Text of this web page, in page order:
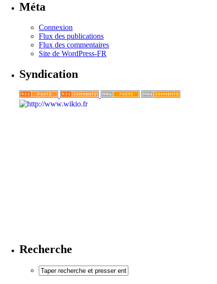
Méta
Connexion
Flux des publications
Flux des commentaires
Site de WordPress-FR
Syndication
Recherche